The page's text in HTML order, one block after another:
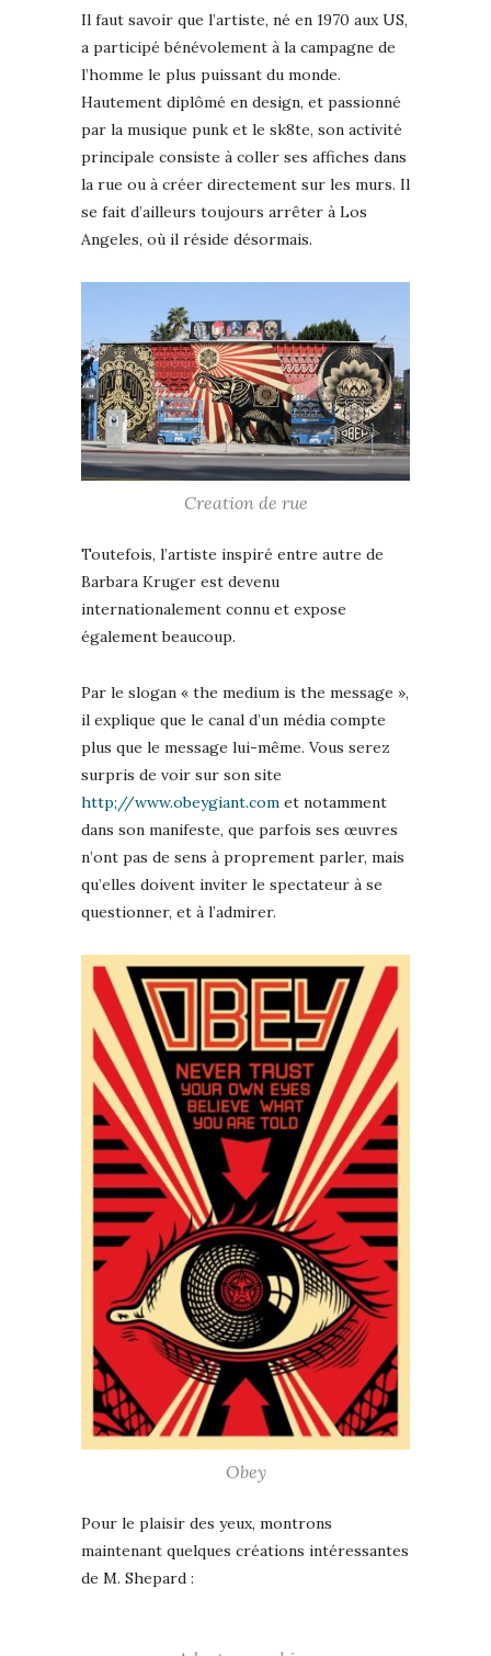
Il faut savoir que l’artiste, né en 1970 aux US,
a participé bénévolement à la campagne de
l’homme le plus puissant du monde.
Hautement diplômé en design, et passionné
par la musique punk et le sk8te, son activité
principale consiste à coller ses affiches dans
la rue ou à créer directement sur les murs. Il
se fait d’ailleurs toujours arrêter à Los
Angeles, où il réside désormais.
Creation de rue
Toutefois, l’artiste inspiré entre autre de
Barbara Kruger est devenu
internationalement connu et expose
également beaucoup.
Par le slogan « the medium is the message »,
il explique que le canal d’un média compte
plus que le message lui-même. Vous serez
surpris de voir sur son site
http;//www.obeygiant.com et notamment
dans son manifeste, que parfois ses œuvres
n’ont pas de sens à proprement parler, mais
qu’elles doivent inviter le spectateur à se
questionner, et à l’admirer.
Obey
Pour le plaisir des yeux, montrons
maintenant quelques créations intéressantes
de M. Shepard :